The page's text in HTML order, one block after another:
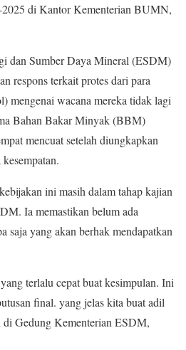
2025 di Kantor Kementerian BUMN,
dan Sumber Daya Mineral (ESDM)
respons terkait protes dari para
mengenai wacana mereka tidak lagi
Bahan Bakar Minyak (BBM)
mencuat setelah diungkapkan
ini masih dalam tahap kajian
Ia memastikan belum ada
saja yang akan berhak mendapatkan
terlalu cepat buat kesimpulan. Ini
final. yang jelas kita buat adil
Gedung Kementerian ESDM,